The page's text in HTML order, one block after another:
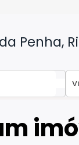
Penha,